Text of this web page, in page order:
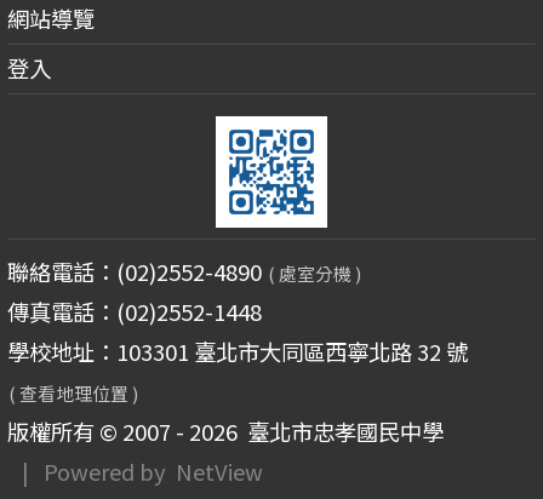
網站導覽
登入
聯絡電話：(02)2552-4890 ( 處室分機 )
傳真電話：(02)2552-1448
學校地址：103301 臺北市大同區西寧北路 32 號
( 查看地理位置 )
版權所有 © 2007 - 2026臺北市忠孝國民中學
| Powered by NetView